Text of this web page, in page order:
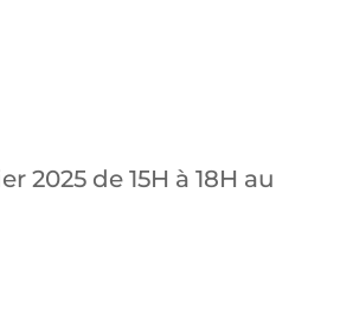
2025 de 15H à 18H au